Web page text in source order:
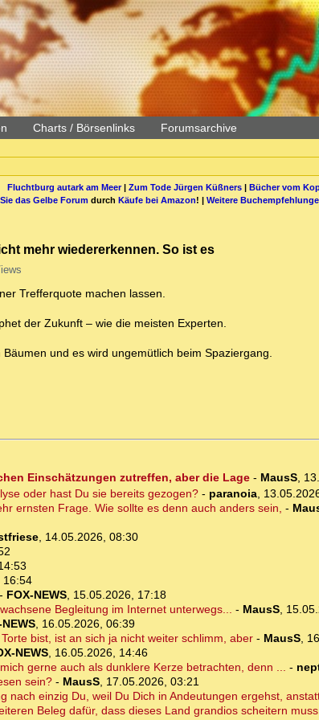
Charts / Börsenlinks Forumsarchive
Fluchtburg autark am Meer| Zum Tode Jürgen Küßners| Bücher vom
das Gelbe Forum durch Käufe bei Amazon! | Weitere
mehr wiedererkennen. So ist es
Trefferquote machen lassen.
der Zukunft – wie die meisten Experten.
und es wird ungemütlich beim Spaziergang.
Einschätzungen zutreffen, aber die Lage- MausS,
oder hast Du sie bereits gezogen?- paranoia,
ernsten Frage. Wie sollte es denn auch anders sein, -
, 14.05.2026, 08:30
16:54
- FOX-NEWS, 15.05.2026, 17:18
Begleitung im Internet unterwegs... - MausS,
, 16.05.2026, 06:39
bist, ist an sich ja nicht weiter schlimm, aber- MausS,
NEWS, 16.05.2026, 14:46
gerne auch als dunklere Kerze betrachten, denn ... -
sein?- MausS, 17.05.2026, 03:21
nach einzig Du, weil Du Dich in Andeutungen ergehst,
Beleg dafür, dass dieses Land grandios scheitern